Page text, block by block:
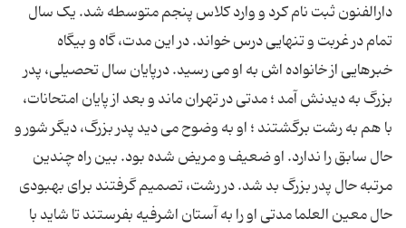
دارالفنون ثبت نام کرد و وارد کلاس پنجم متوسطه شد. یک سال
تمام در غربت و تنهایی درس خواند. در این مدت، گاه و بیگاه
خبرهایی از خانواده اش به او می رسید. درپایان سال تحصیلی، پدر
بزرگ به دیدنش آمد ؛ مدتی در تهران ماند و بعد از پایان امتحانات،
با هم به رشت برگشتند ؛ او به وضوح می دید پدر بزرگ، دیگر شور و
حال سابق را ندارد. او ضعیف و مریض شده بود. بین راه چندین
مرتبه حال پدر بزرگ بد شد. در رشت، تصمیم گرفتند برای بهبودی
حال معین العلما مدتی او را به آستان اشرفیه بفرستند تا شاید با